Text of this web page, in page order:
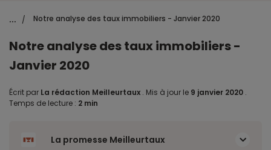
... / Notre analyse des taux immobiliers - Janvier 2020
Notre analyse des taux immobiliers -
Janvier 2020
Écrit par La rédaction Meilleurtaux . Mis à jour le 9 janvier 2020 .
Temps de lecture : 2 min
La promesse Meilleurtaux